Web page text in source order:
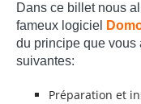
Dans ce billet nous
fameux logiciel
Do
du principe que vous
suivantes:
Préparation et